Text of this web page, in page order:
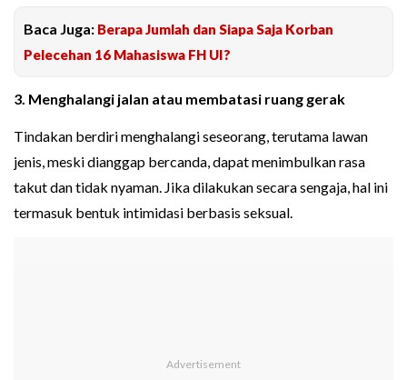
Baca Juga: Berapa Jumlah dan Siapa Saja Korban
Pelecehan 16 Mahasiswa FH UI?
3. Menghalangi jalan atau membatasi ruang gerak
Tindakan berdiri menghalangi seseorang, terutama lawan
jenis, meski dianggap bercanda, dapat menimbulkan rasa
takut dan tidak nyaman. Jika dilakukan secara sengaja, hal ini
termasuk bentuk intimidasi berbasis seksual.